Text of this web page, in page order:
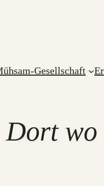
Gesellschaft
Dort